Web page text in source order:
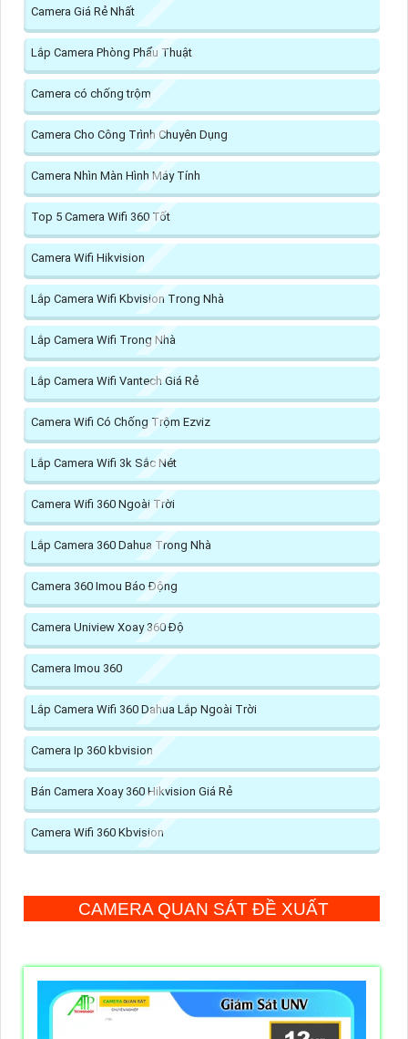
Camera Giá Rẻ Nhất
Lắp Camera Phòng Phẩu Thuật
Camera có chống trộm
Camera Cho Công Trình Chuyên Dụng
Camera Nhìn Màn Hình Máy Tính
Top 5 Camera Wifi 360 Tốt
Camera Wifi Hikvision
Lắp Camera Wifi Kbvision Trong Nhà
Lắp Camera Wifi Trong Nhà
Lắp Camera Wifi Vantech Giá Rẻ
Camera Wifi Có Chống Trộm Ezviz
Lắp Camera Wifi 3k Sắc Nét
Camera Wifi 360 Ngoài Trời
Lắp Camera 360 Dahua Trong Nhà
Camera 360 Imou Báo Động
Camera Uniview Xoay 360 Độ
Camera Imou 360
Lắp Camera Wifi 360 Dahua Lắp Ngoài Trời
Camera Ip 360 kbvision
Bán Camera Xoay 360 Hikvision Giá Rẻ
Camera Wifi 360 Kbvision
CAMERA QUAN SÁT ĐỀ XUẤT